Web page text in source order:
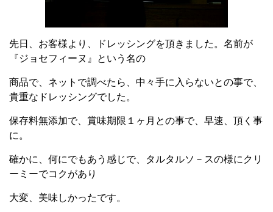
先日、お客様より、ドレッシングを頂きました。名前が
『ジョセフィーヌ』という名の
商品で、ネットで調べたら、中々手に入らないとの事で、
貴重なドレッシングでした。
保存料無添加で、賞味期限１ヶ月との事で、早速、頂く事
に。
確かに、何にでもあう感じで、タルタルソ－スの様にクリ
ーミーでコクがあり
大変、美味しかったです。